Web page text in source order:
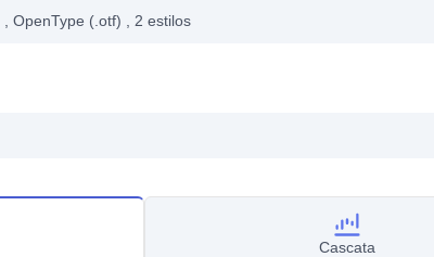
, OpenType (.otf) , 2 estilos
Cascata